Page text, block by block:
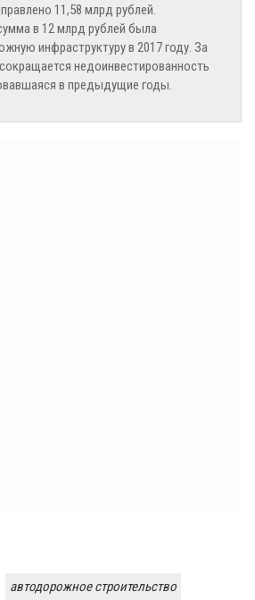
11,58 млрд рублей.
в 12 млрд рублей была
инфраструктуру в 2017 году. За
недоинвестированность
в предыдущие годы.
автодорожное строительство